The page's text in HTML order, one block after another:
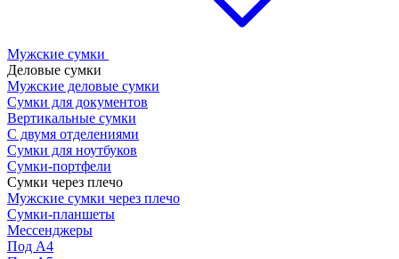
Мужские сумки
Деловые сумки
Мужские деловые сумки
Сумки для документов
Вертикальные сумки
С двумя отделениями
Сумки для ноутбуков
Сумки-портфели
Сумки через плечо
Мужские сумки через плечо
Сумки-планшеты
Мессенджеры
Под А4